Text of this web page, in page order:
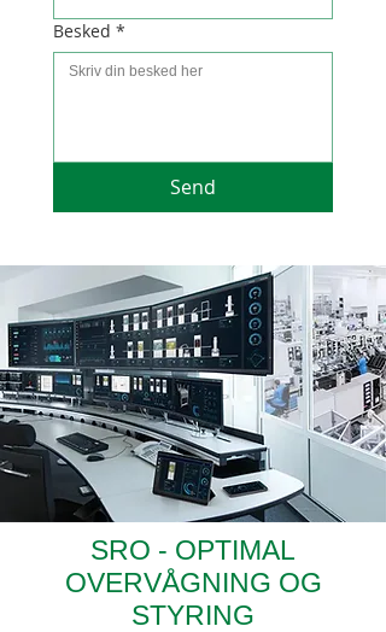
Besked *
Send
SRO - OPTIMAL
OVERVÅGNING OG
STYRING